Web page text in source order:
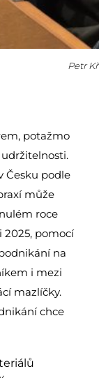
Petr
potažmo
Česku podle
může
roce
2025, pomocí
na
i mezi
mazlíčky.
chce